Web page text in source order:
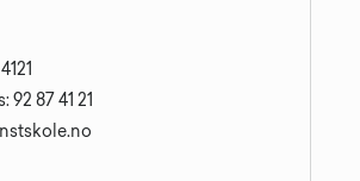
87 41 21